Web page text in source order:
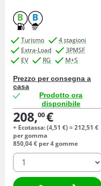
B B
Turismo
4 stagioni
Extra-Load
3PMSF
EV
RG M+S
Prezzo per consegna a
casa
Prodotto ora
disponibile
208,00€
+ Ecotassa: (4,51 €) =212,51 €
per gomma
850,04€ per 4 gomme
quantità